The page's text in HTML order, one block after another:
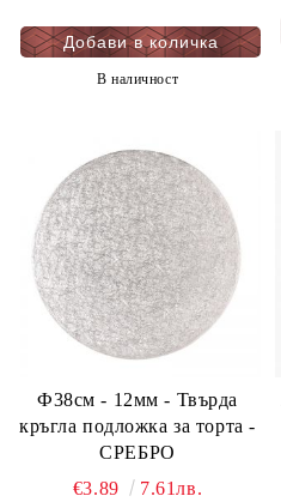
В наличност
Ф38см - 12мм - Твърда
кръгла подложка за торта -
СРЕБРО
€3.89
7.61лв.